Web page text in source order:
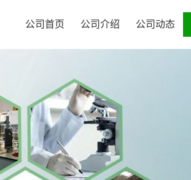
公司首页 公司介绍 公司动态